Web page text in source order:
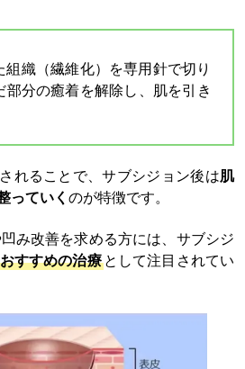
組織（繊維化）を専用針で切り
部分の癒着を解除し、肌を引き
れることで、サブシジョン後は肌
っていく のが特徴です。​
み改善を求める方には、サブシジ
すすめの治療として注目されてい